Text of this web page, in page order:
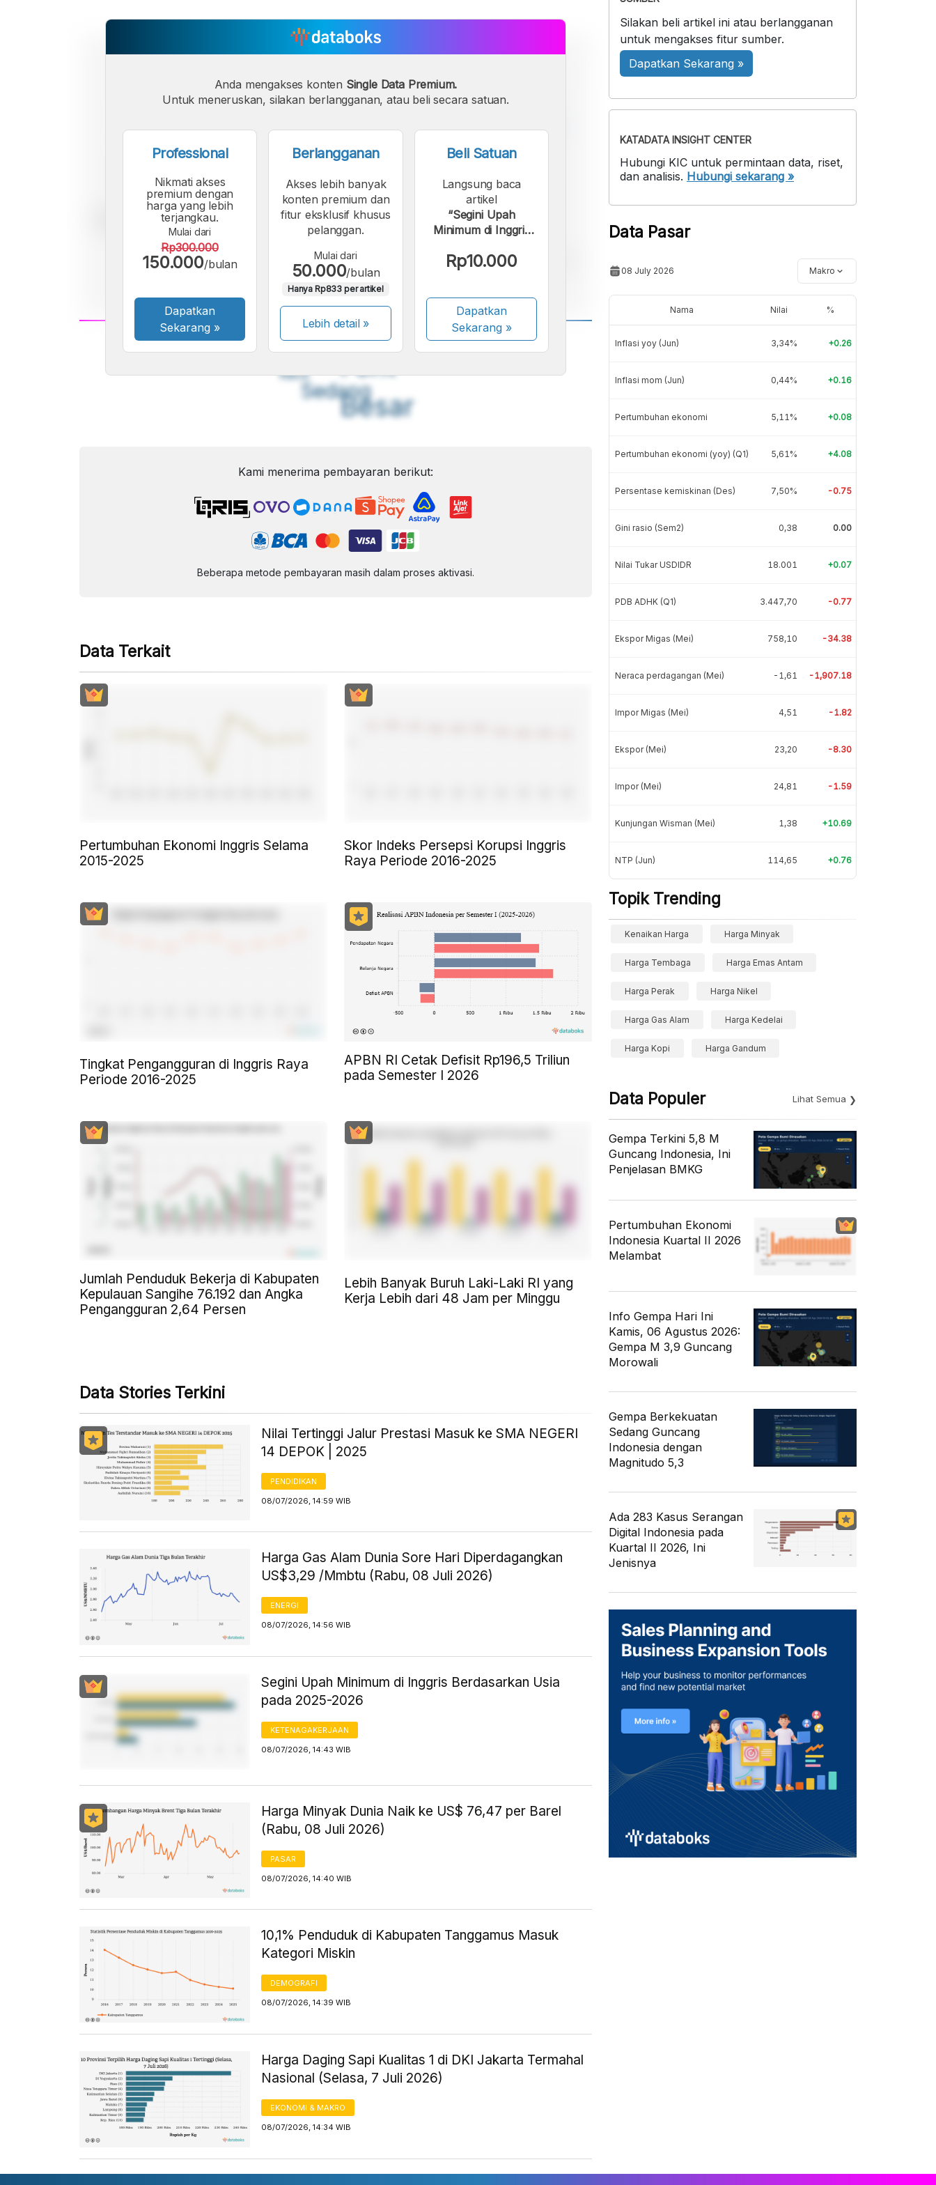
A
Font
Kecil
A
Sedang
A
Besar
Anda mengakses konten Single Data Premium.
Untuk meneruskan, silakan berlangganan, atau beli secara satuan.
Professional
Nikmati akses
premium dengan
harga yang lebih
terjangkau.
Mulai dari
Rp300.000
150.000/bulan
Dapatkan
Sekarang »
Berlangganan
Akses lebih banyak
konten premium dan
fitur eksklusif khusus
pelanggan.
Mulai dari
50.000/bulan
Hanya Rp833 per artikel
Lebih detail »
Beli Satuan
Langsung baca
artikel
“Segini Upah
Minimum di Inggris
pada 2025-2026”.
Rp10.000
Dapatkan
Sekarang»
Kami menerima pembayaran berikut:
Beberapa metode pembayaran masih dalam proses aktivasi.
Data Terkait
Pertumbuhan Ekonomi Inggris Selama
2015-2025
Skor Indeks Persepsi Korupsi Inggris
Raya Periode 2016-2025
Tingkat Pengangguran di Inggris Raya
Periode 2016-2025
APBN RI Cetak Defisit Rp196,5 Triliun
pada Semester I 2026
Jumlah Penduduk Bekerja di Kabupaten
Kepulauan Sangihe 76.192 dan Angka
Pengangguran 2,64 Persen
Lebih Banyak Buruh Laki-Laki RI yang
Kerja Lebih dari 48 Jam per Minggu
Data Stories Terkini
Nilai Tertinggi Jalur Prestasi Masuk ke SMA NEGERI
14 DEPOK | 2025
PENDIDIKAN
08/07/2026, 14:59 WIB
Harga Gas Alam Dunia Sore Hari Diperdagangkan
US$3,29 /Mmbtu (Rabu, 08 Juli 2026)
ENERGI
08/07/2026, 14:56 WIB
Segini Upah Minimum di Inggris Berdasarkan Usia
pada 2025-2026
KETENAGAKERJAAN
08/07/2026, 14:43 WIB
Harga Minyak Dunia Naik ke US$ 76,47 per Barel
(Rabu, 08 Juli 2026)
PASAR
08/07/2026, 14:40 WIB
10,1% Penduduk di Kabupaten Tanggamus Masuk
Kategori Miskin
DEMOGRAFI
08/07/2026, 14:39 WIB
Harga Daging Sapi Kualitas 1 di DKI Jakarta Termahal
Nasional (Selasa, 7 Juli 2026)
EKONOMI & MAKRO
08/07/2026, 14:34 WIB
Silakan beli artikel ini atau berlangganan
untuk mengakses fitur sumber.
Dapatkan Sekarang »
KATADATA INSIGHT CENTER
Hubungi KIC untuk permintaan data, riset,
dan analisis. Hubungi sekarang »
Data Pasar
08 July 2026 Makro
Nama Nilai %
Inflasi yoy (Jun) 3,34% +0.26
Inflasi mom (Jun) 0,44% +0.16
Pertumbuhan ekonomi 5,11% +0.08
Pertumbuhan ekonomi (yoy) (Q1) 5,61% +4.08
Persentase kemiskinan (Des) 7,50% -0.75
Gini rasio (Sem2) 0,38 0.00
Nilai Tukar USDIDR 18.001 +0.07
PDB ADHK (Q1) 3.447,70 -0.77
Ekspor Migas (Mei) 758,10 -34.38
Neraca perdagangan (Mei) -1,61 -1,907.18
Impor Migas (Mei) 4,51 -1.82
Ekspor (Mei) 23,20 -8.30
Impor (Mei) 24,81 -1.59
Kunjungan Wisman (Mei) 1,38 +10.69
NTP (Jun) 114,65 +0.76
Topik Trending
Kenaikan Harga Harga Minyak
Harga Tembaga Harga Emas Antam
Harga Perak Harga Nikel
Harga Gas Alam Harga Kedelai
Harga Kopi Harga Gandum
Data Populer Lihat Semua
Gempa Terkini 5,8 M
Guncang Indonesia, Ini
Penjelasan BMKG
Pertumbuhan Ekonomi
Indonesia Kuartal II 2026
Melambat
Info Gempa Hari Ini
Kamis, 06 Agustus 2026:
Gempa M 3,9 Guncang
Morowali
Gempa Berkekuatan
Sedang Guncang
Indonesia dengan
Magnitudo 5,3
Ada 283 Kasus Serangan
Digital Indonesia pada
Kuartal II 2026, Ini
Jenisnya